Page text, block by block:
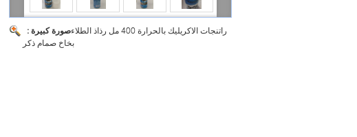
صورة كبيرة :راتنجات الاكريليك بالحرارة 400 مل رذاذ الطلاء
بخاخ صمام ذكر